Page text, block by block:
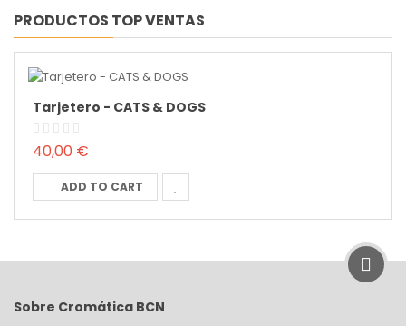
PRODUCTOS TOP VENTAS
Tarjetero - CATS & DOGS
40,00 €
ADD TO CART
Sobre Cromática BCN